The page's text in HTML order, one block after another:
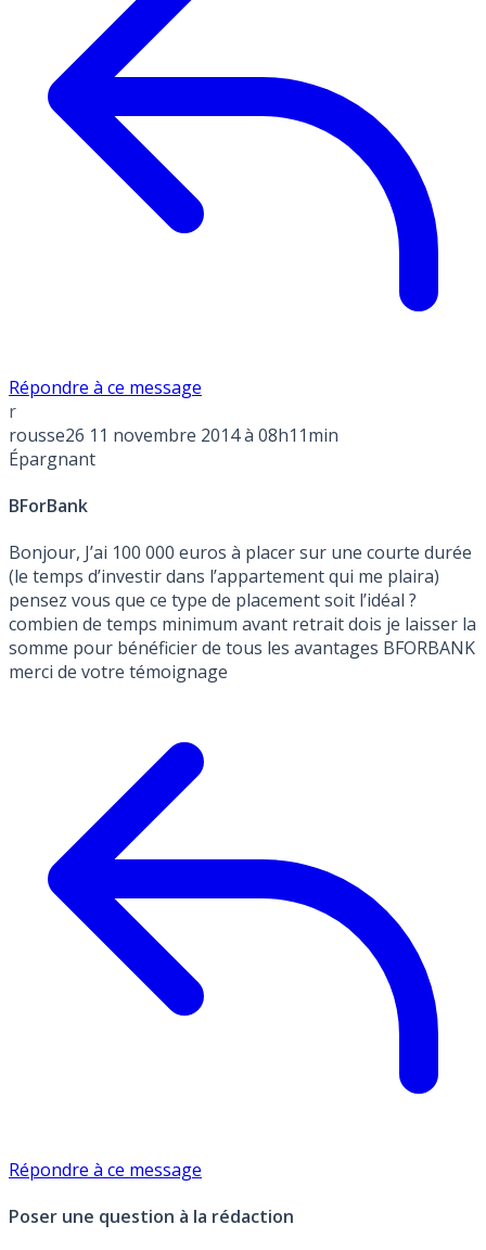
Répondre à ce message
r
rousse26 11 novembre 2014 à 08h11min
Épargnant
BForBank
Bonjour, J’ai 100 000 euros à placer sur une courte durée
(le temps d’investir dans l’appartement qui me plaira)
pensez vous que ce type de placement soit l’idéal ?
combien de temps minimum avant retrait dois je laisser la
somme pour bénéficier de tous les avantages BFORBANK
merci de votre témoignage
Répondre à ce message
Poser une question à la rédaction